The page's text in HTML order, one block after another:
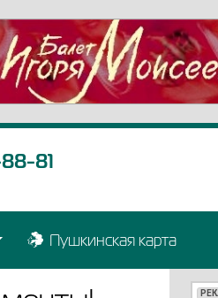
81
Пушкинская карта